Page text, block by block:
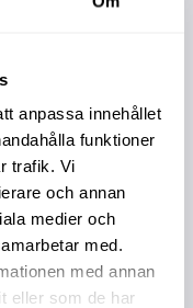
anpassa innehållet
funktioner
trafik. Vi
och annan
medier och
med.
med annan
eller som de har
M8X25
Din316
större mängd?
om 1 st.